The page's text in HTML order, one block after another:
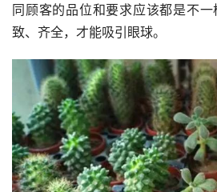
同顾客的品位和要求应该都是不
致、齐全，才能吸引眼球。